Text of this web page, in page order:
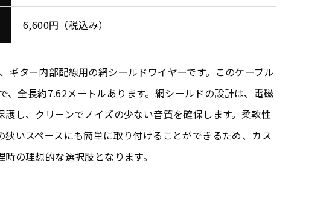
6,600円（税込み）
ギター内部配線用の網シールドワイヤーです。このケーブル
、全長約7.62メートルあります。網シールドの設計は、電磁
護し、クリーンでノイズの少ない音質を確保します。柔軟性
狭いスペースにも簡単に取り付けることができるため、カス
の理想的な選択肢となります。